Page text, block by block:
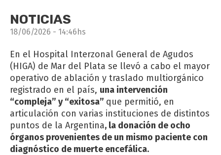
NOTICIAS
18/06/2026 - 14:46hs
En el Hospital Interzonal General de Agudos
(HIGA) de Mar del Plata se llevó a cabo el mayor
operativo de ablación y traslado multiorgánico
registrado en el país, una intervención
“compleja” y “exitosa” que permitió, en
articulación con varias instituciones de distintos
puntos de la Argentina, la donación de ocho
órganos provenientes de un mismo paciente con
diagnóstico de muerte encefálica.